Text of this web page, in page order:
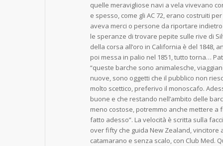
quelle meravigliose navi a vela vivevano
e spesso, come gli AC 72, erano costruiti
aveva merci o persone da riportare
le speranze di trovare pepite sulle rive di
della corsa all’oro in California è del 1848,
poi messa in palio nel 1851, tutto torna…
“queste barche sono animalesche,
nuove, sono oggetti che il pubblico non
molto scettico, preferivo il monoscafo.
buone e che restando nell’ambito delle
meno costose, potremmo anche mettere
fatto adesso”. La velocità è scritta sulla
over fifty che guida New Zealand, vincitore
catamarano e senza scalo, con Club Med.